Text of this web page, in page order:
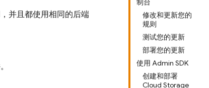
制台
修改和更新您的
规则
测试您的更新
部署您的更新
使用 Admin SDK
创建和部署
Cloud Storage
并且都使用相同的后端